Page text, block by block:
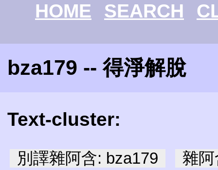
HOME SEARCH
bza179 -- 得淨解脫
Text-cluster:
別譯雜阿含: bza179
雜